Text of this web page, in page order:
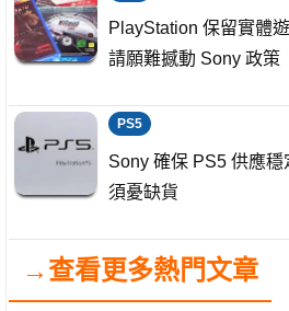
PlayStation 保留實體
請願難撼動 Sony 政策
PS5
Sony 確保 PS5 供應
須憂缺貨
→查看更多熱門文章